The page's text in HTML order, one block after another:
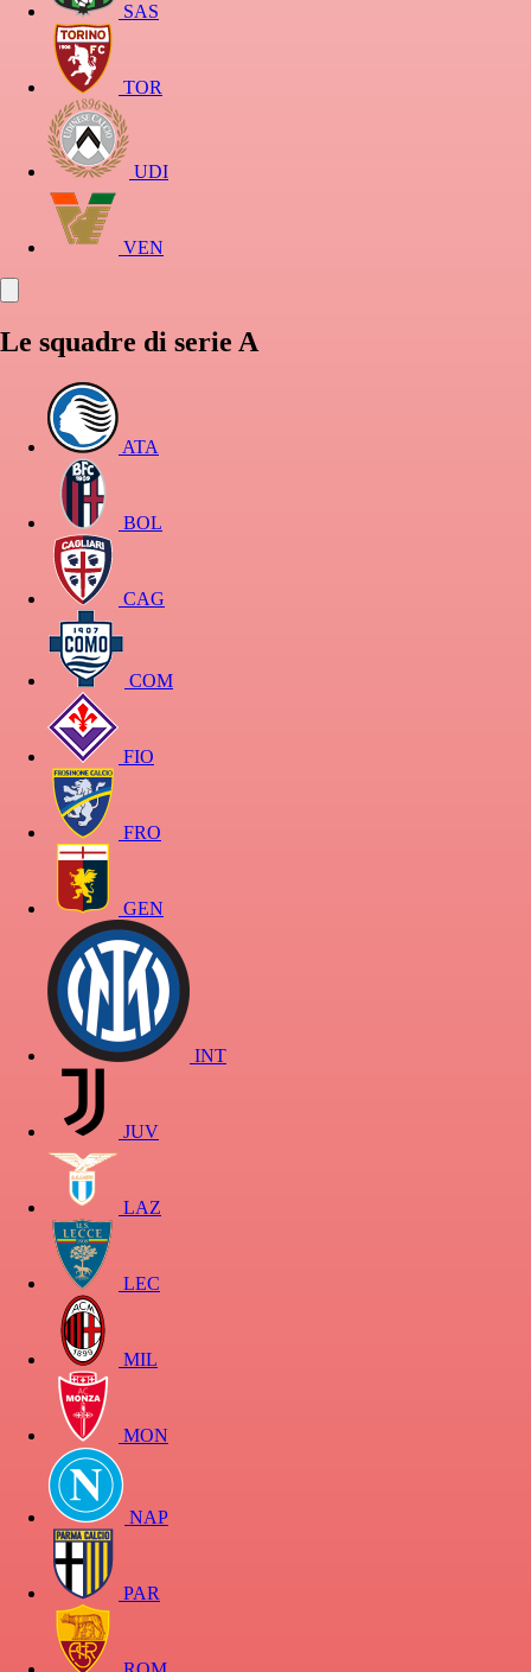
SAS
TOR
UDI
VEN
Le squadre di serie A
ATA
BOL
CAG
COM
FIO
FRO
GEN
INT
JUV
LAZ
LEC
MIL
MON
NAP
PAR